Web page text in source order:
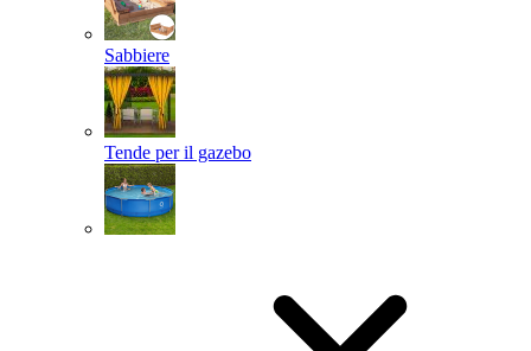
Sabbiere
Tende per il gazebo